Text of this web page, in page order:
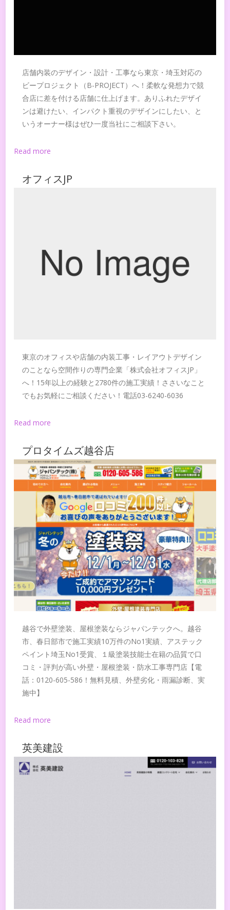
店舗内装のデザイン・設計・工事なら東京・埼玉対応の
ビープロジェクト（B-PROJECT）へ！柔軟な発想力で競
合店に差を付ける店舗に仕上げます。ありふれたデザイ
ンは避けたい、インパクト重視のデザインにしたい、と
いうオーナー様はぜひ一度当社にご相談下さい。
Read more
オフィスJP
東京のオフィスや店舗の内装工事・レイアウトデザイン
のことなら空間作りの専門企業「株式会社オフィスJP」
へ！15年以上の経験と2780件の施工実績！ささいなこと
でもお気軽にご相談ください！電話03-6240-6036
Read more
プロタイムズ越谷店
越谷で外壁塗装、屋根塗装ならジャパンテックへ。越谷
市、春日部市で施工実績10万件のNo1実績、アステック
ペイント埼玉No1受賞、１級塗装技能士在籍の品質で口
コミ・評判が高い外壁・屋根塗装・防水工事専門店【電
話：0120-605-586！無料見積、外壁劣化・雨漏診断、実
施中】
Read more
英美建設